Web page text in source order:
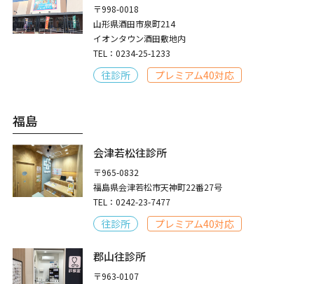
〒998-0018
山形県酒田市泉町214
イオンタウン酒田敷地内
TEL：0234-25-1233
往診所 プレミアム40対応
福島
会津若松往診所
〒965-0832
福島県会津若松市天神町22番27号
TEL：0242-23-7477
往診所 プレミアム40対応
郡山往診所
〒963-0107